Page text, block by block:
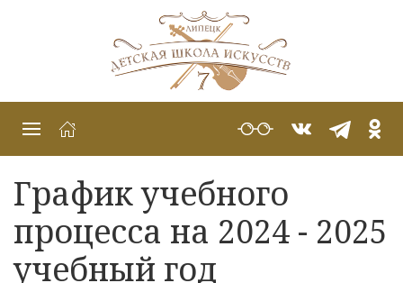
График учебного
процесса на 2024 - 2025
учебный год